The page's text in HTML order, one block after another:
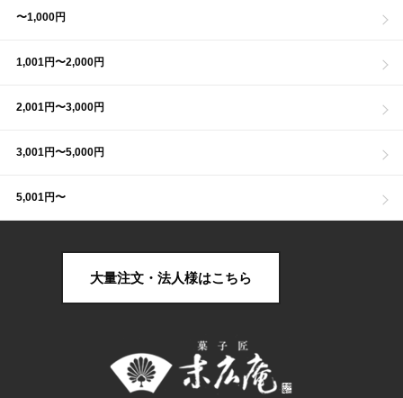
〜1,000円
1,001円〜2,000円
2,001円〜3,000円
3,001円〜5,000円
5,001円〜
大量注文・法人様はこちら